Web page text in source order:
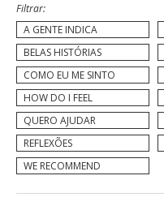
Filtrar:
A GENTE INDICA
BELAS HISTÓRIAS
COMO EU ME SINTO
HOW DO I FEEL
QUERO AJUDAR
REFLEXÕES
WE RECOMMEND